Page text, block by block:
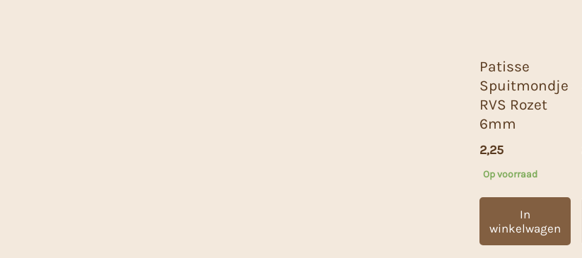
Patisse
Spuitmondje
RVS Rozet
6mm
2,25
Op voorraad
In
winkelwagen